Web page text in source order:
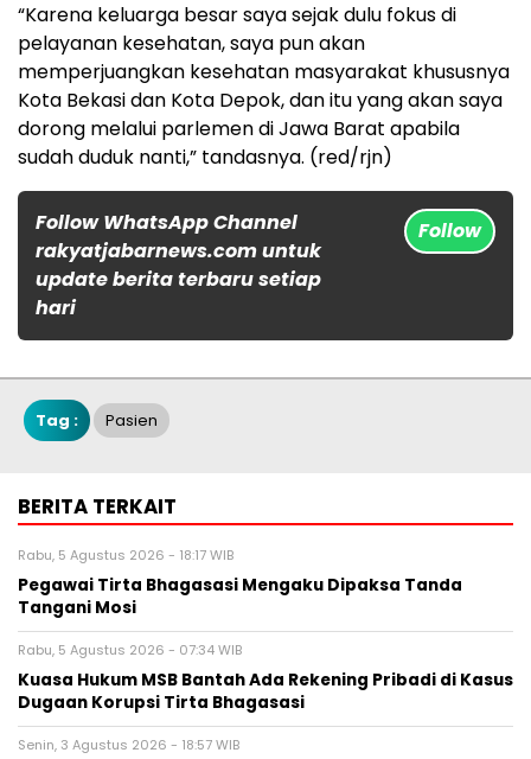
“Karena keluarga besar saya sejak dulu fokus di
pelayanan kesehatan, saya pun akan
memperjuangkan kesehatan masyarakat khususnya
Kota Bekasi dan Kota Depok, dan itu yang akan saya
dorong melalui parlemen di Jawa Barat apabila
sudah duduk nanti,” tandasnya. (red/rjn)
Follow WhatsApp Channel
rakyatjabarnews.com untuk
update berita terbaru setiap
hari
Follow
Tag : Pasien
BERITA TERKAIT
Rabu, 5 Agustus 2026 - 18:17 WIB
Pegawai Tirta Bhagasasi Mengaku Dipaksa Tanda
Tangani Mosi
Rabu, 5 Agustus 2026 - 07:34 WIB
Kuasa Hukum MSB Bantah Ada Rekening Pribadi di Kasus
Dugaan Korupsi Tirta Bhagasasi
Senin, 3 Agustus 2026 - 18:57 WIB